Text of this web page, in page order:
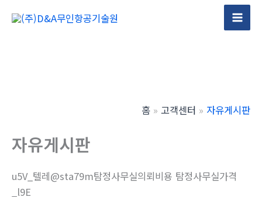
Main
홈 고객센터 자유게시판
자유게시판
u5V_텔레@sta79m탐정사무실의뢰비용 탐정사무실가격
_l9E